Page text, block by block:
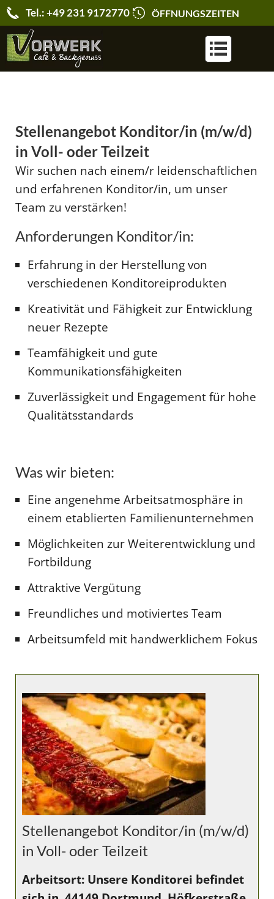
Tel.: +49 231 9172770 ÖFFNUNGSZEITEN
Stellenangebot Konditor/in (m/w/d)
in Voll- oder Teilzeit
Wir suchen nach einem/r leidenschaftlichen
und erfahrenen Konditor/in, um unser
Team zu verstärken!
Anforderungen Konditor/in:
Erfahrung in der Herstellung von
verschiedenen Konditoreiprodukten
Kreativität und Fähigkeit zur Entwicklung
neuer Rezepte
Teamfähigkeit und gute
Kommunikationsfähigkeiten
Zuverlässigkeit und Engagement für hohe
Qualitätsstandards
Was wir bieten:
Eine angenehme Arbeitsatmosphäre in
einem etablierten Familienunternehmen
Möglichkeiten zur Weiterentwicklung und
Fortbildung
Attraktive Vergütung
Freundliches und motiviertes Team
Arbeitsumfeld mit handwerklichem Fokus
Stellenangebot Konditor/in (m/w/d)
in Voll- oder Teilzeit
Arbeitsort: Unsere Konditorei befindet